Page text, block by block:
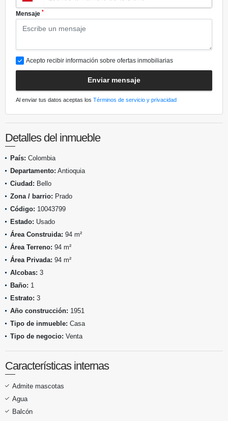
Mensaje *
Acepto recibir información sobre ofertas inmobiliarias
Enviar mensaje
Al enviar tus datos aceptas los Términos de servicio y privacidad
Detalles del inmueble
País: Colombia
Departamento: Antioquia
Ciudad: Bello
Zona / barrio: Prado
Código: 10043799
Estado: Usado
Área Construida: 94 m²
Área Terreno: 94 m²
Área Privada: 94 m²
Alcobas: 3
Baño: 1
Estrato: 3
Año construcción: 1951
Tipo de inmueble: Casa
Tipo de negocio: Venta
Características internas
Admite mascotas
Agua
Balcón